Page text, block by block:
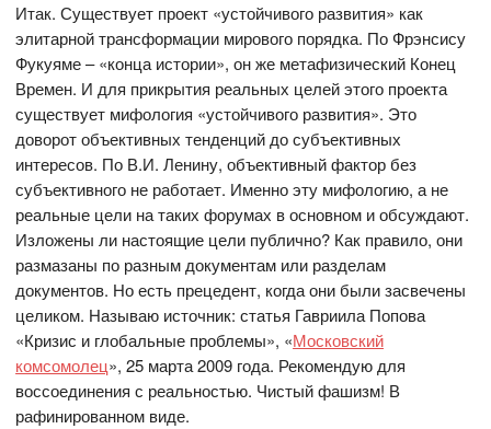
Итак. Существует проект «устойчивого развития» как
элитарной трансформации мирового порядка. По Фрэнсису
Фукуяме – «конца истории», он же метафизический Конец
Времен. И для прикрытия реальных целей этого проекта
существует мифология «устойчивого развития». Это
доворот объективных тенденций до субъективных
интересов. По В.И. Ленину, объективный фактор без
субъективного не работает. Именно эту мифологию, а не
реальные цели на таких форумах в основном и обсуждают.
Изложены ли настоящие цели публично? Как правило, они
размазаны по разным документам или разделам
документов. Но есть прецедент, когда они были засвечены
целиком. Называю источник: статья Гавриила Попова
«Кризис и глобальные проблемы», «Московский
комсомолец», 25 марта 2009 года. Рекомендую для
воссоединения с реальностью. Чистый фашизм! В
рафинированном виде.